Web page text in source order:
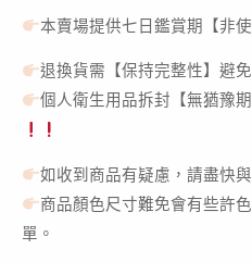
本賣場提供七日鑑賞期【非使
退換貨需【保持完整性】避免
個人衛生用品拆封【無猶豫
如收到商品有疑慮，請盡快與
商品顏色尺寸難免會有些許
單。